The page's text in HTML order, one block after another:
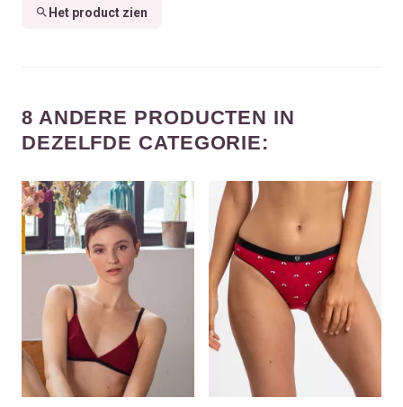
Het product zien
8 ANDERE PRODUCTEN IN
DEZELFDE CATEGORIE: